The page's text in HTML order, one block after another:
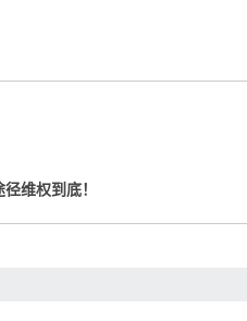
维权到底！